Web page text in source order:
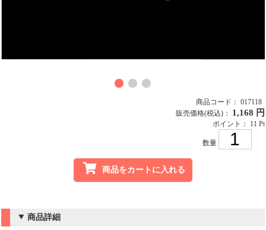
商品コード： 017118
販売価格(税込)： 1,168 円
ポイント： 11 Pt
数量
商品をカートに入れる
商品詳細